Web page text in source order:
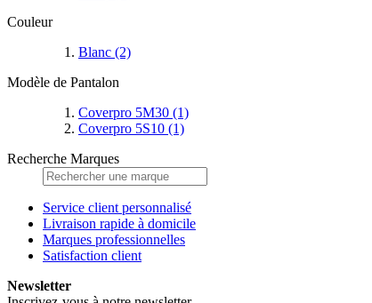
Couleur
Blanc (2)
Modèle de Pantalon
Coverpro 5M30 (1)
Coverpro 5S10 (1)
Recherche Marques
Service client personnalisé
Livraison rapide à domicile
Marques professionnelles
Satisfaction client
Newsletter